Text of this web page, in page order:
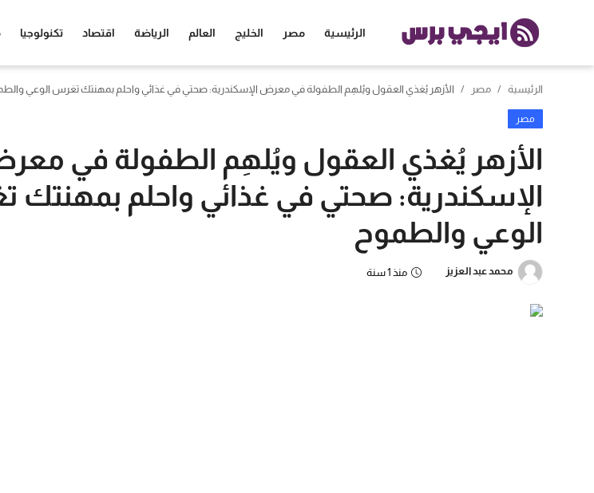
الرئيسية مصر الخليج العالم الرياضة اقتصاد تكنولوجيا
تكنولوجيا
الرئيسية مصر الأزهر يُغذي العقول ويُلهِم الطفولة في معرض الإسكندرية: صحتي في غذائي واحلم بمهنتك تغرس الوعي
مصر
الأزهر يُغذي العقول ويُلهِم الطفولة في
الإسكندرية: صحتي في غذائي واحلم
الوعي والطموح
محمد عبد العزيز منذ 1 سنة